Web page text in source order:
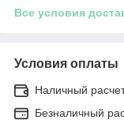
Все условия
Условия оплаты
Наличный
Безналичный